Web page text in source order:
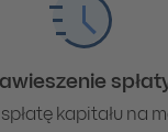
kapitału na